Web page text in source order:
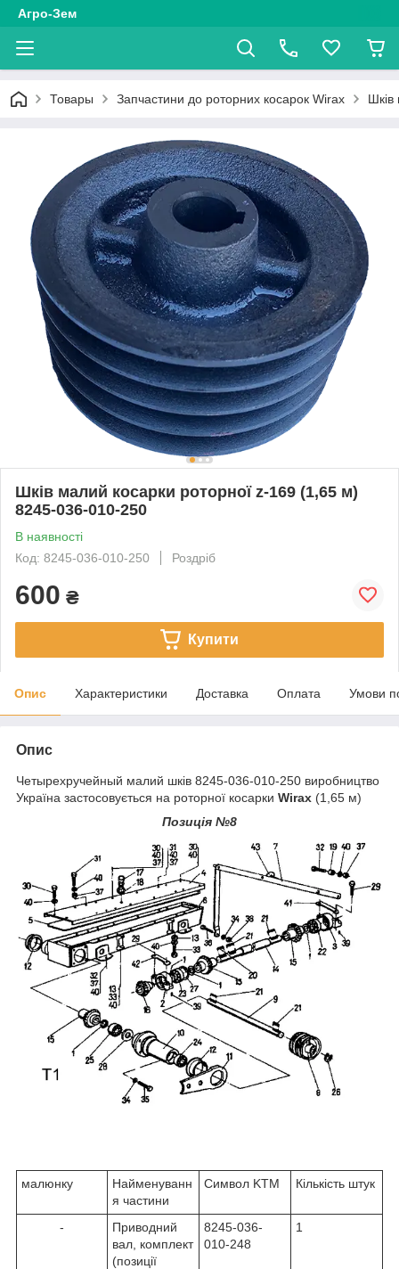
Агро-Зем
Товары Запчастини до роторних косарок Wirax
Шків малий косарки роторної z-169 (1,65 м)
8245-036-010-250
В наявності
Код: 8245-036-010-250
Роздріб
600 ₴
Купити
Опис Характеристики Доставка Оплата Умови
Опис
Четырехручейный малий шків 8245-036-010-250 виробництво
Україна застосовується на роторної косарки Wirax (1,65 м)
Позиція №8
малюнку
Найменуванн
я частини
Символ KTM Кількість штук
-
Приводний
вал, комплект
(позиції
8245-036-
010-248
1